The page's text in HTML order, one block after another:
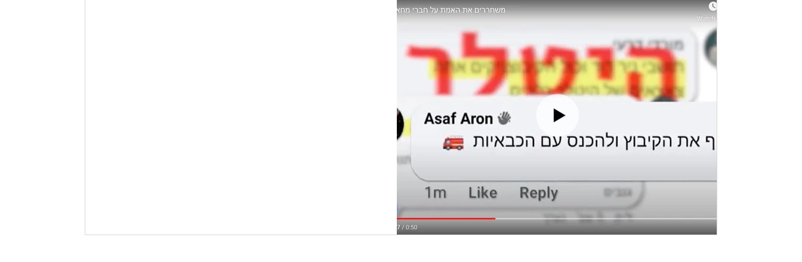
מחאת האסי מייצרת הסתה חמורה ברשת
החברתית
אנו מקבלים אלפי פניות מתומכים ששואלים אותנו: מיהם האנשים
האלימים מאחורי מחאת האסי ומה מניע אותם? מיהם הגופים הכלכליים
זמן קריאה 1 דקות